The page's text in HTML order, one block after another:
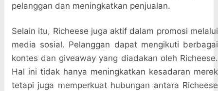
pelanggan dan meningkatkan penjualan.
Selain itu, Richeese juga aktif dalam promosi melalui
media sosial. Pelanggan dapat mengikuti berbagai
kontes dan giveaway yang diadakan oleh Richeese.
Hal ini tidak hanya meningkatkan kesadaran merek
tetapi juga memperkuat hubungan antara Richeese